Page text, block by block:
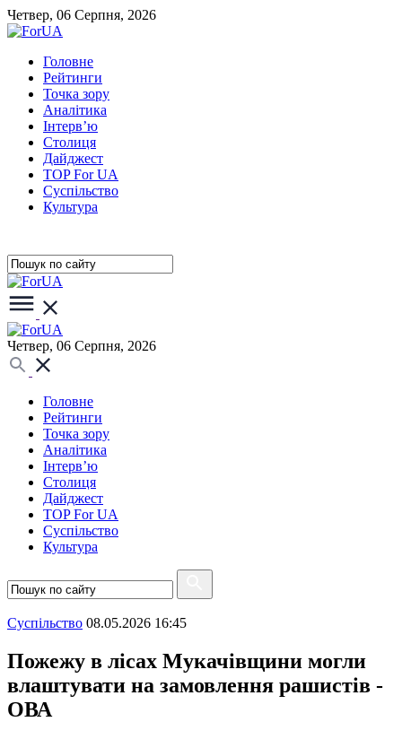
Четвер, 06 Серпня, 2026
Головне
Рейтинги
Точка зору
Аналітика
Інтерв’ю
Столиця
Дайджест
TOP For UA
Суспiльство
Культура
Четвер, 06 Серпня, 2026
Головне
Рейтинги
Точка зору
Аналітика
Інтерв’ю
Столиця
Дайджест
TOP For UA
Суспiльство
Культура
Суспiльство 08.05.2026 16:45
Пожежу в лісах Мукачівщини могли
влаштувати на замовлення рашистів -
ОВА